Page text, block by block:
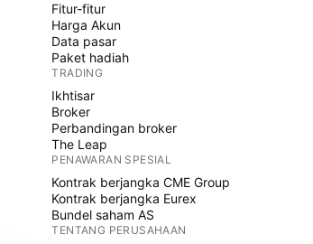
Fitur-fitur
Harga Akun
Data pasar
Paket hadiah
TRADING
Ikhtisar
Broker
Perbandingan broker
The Leap
PENAWARAN SPESIAL
Kontrak berjangka CME Group
Kontrak berjangka Eurex
Bundel saham AS
TENTANG PERUSAHAAN